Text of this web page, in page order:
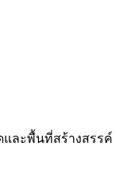
ละพื้นที่สร้างสรรค์